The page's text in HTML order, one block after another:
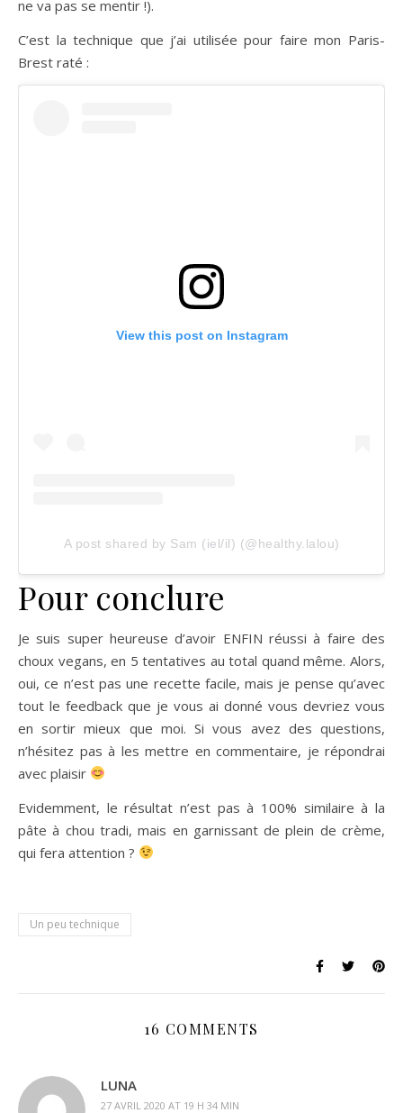
ne va pas se mentir !).
C’est la technique que j’ai utilisée pour faire mon Paris-
Brest raté :
View this post on Instagram
A post shared by Sam (iel/il) (@healthy.lalou)
Pour conclure
Je suis super heureuse d’avoir ENFIN réussi à faire des
choux vegans, en 5 tentatives au total quand même. Alors,
oui, ce n’est pas une recette facile, mais je pense qu’avec
tout le feedback que je vous ai donné vous devriez vous
en sortir mieux que moi. Si vous avez des questions,
n’hésitez pas à les mettre en commentaire, je répondrai
avec plaisir
Evidemment, le résultat n’est pas à 100% similaire à la
pâte à chou tradi, mais en garnissant de plein de crème,
qui fera attention ?
Un peu technique
16 COMMENTS
LUNA
27 AVRIL 2020 AT 19 H 34 MIN